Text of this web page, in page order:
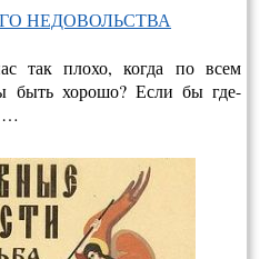
НЕДОВОЛЬСТВА
так плохо, когда по всем
быть хорошо? Если бы где-
…